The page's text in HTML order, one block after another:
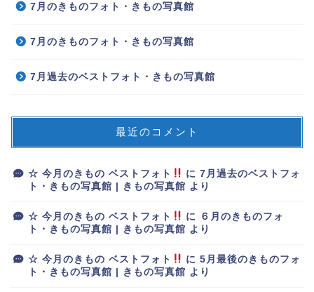
7月のきものフォト・きもの写真館
7月のきものフォト・きもの写真館
7月過去のベストフォト・きもの写真館
最近のコメント
☆ 今月のきもの ベストフォト に7月過去のベストフォ
ト・きもの写真館 | きもの写真館 より
☆ 今月のきもの ベストフォト に
６月のきものフォ
ト・きもの写真館 | きもの写真館 より
☆ 今月のきもの ベストフォト に5月最後のきものフォ
ト・きもの写真館 | きもの写真館 より